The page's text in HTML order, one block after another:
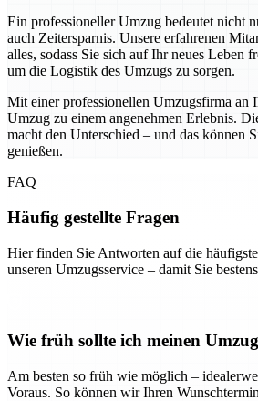
Ein professioneller Umzug bedeutet nicht
auch Zeitersparnis. Unsere erfahrenen
alles, sodass Sie sich auf Ihr neues Leben
um die Logistik des Umzugs zu sorgen.
Mit einer professionellen Umzugsfirma an
Umzug zu einem angenehmen Erlebnis.
macht den Unterschied – und das können
genießen.
FAQ
Häufig gestellte Fragen
Hier finden Sie Antworten auf die
unseren Umzugsservice – damit Sie
Wie früh sollte ich meinen
Am besten so früh wie möglich –
Voraus. So können wir Ihren